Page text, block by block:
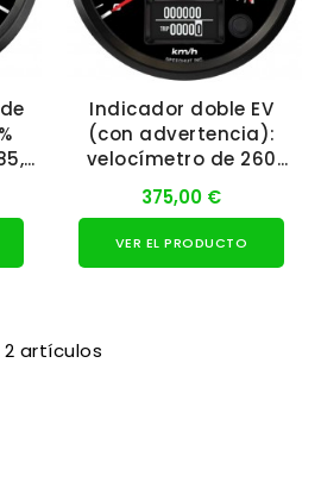
Indicador doble EV
(con advertencia):
velocímetro de 260
km/h / nivel de...
375,00 €
VER EL PRODUCTO
artículos